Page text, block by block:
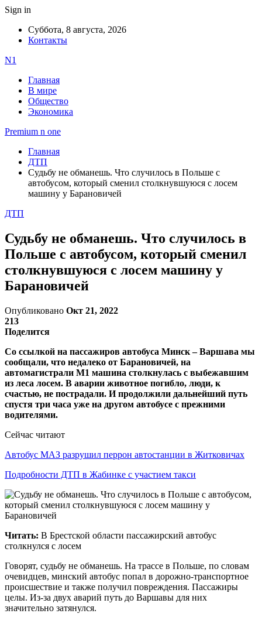
Sign in
Суббота, 8 августа, 2026
Контакты
N1
Главная
В мире
Общество
Экономика
Premium n one
Главная
ДТП
Судьбу не обманешь. Что случилось в Польше с
автобусом, который сменил столкнувшуюся с лосем
машину у Барановичей
ДТП
Судьбу не обманешь. Что случилось в
Польше с автобусом, который сменил
столкнувшуюся с лосем машину у
Барановичей
Опубликовано Окт 21, 2022
213
Поделится
Со ссылкой на пассажиров автобуса Минск – Варшава мы
сообщали, что недалеко от Барановичей, на
автомагистрали М1 машина столкнулась с выбежавшим
из леса лосем. В аварии животное погибло, люди, к
счастью, не пострадали. И продолжили дальнейший путь
спустя три часа уже на другом автобусе с прежними
водителями.
Сейчас читают
Автобус МАЗ разрушил перрон автостанции в Житковичах
Подробности ДТП в Жабинке с участием такси
Читать: В Брестской области пассажирский автобус
столкнулся с лосем
Говорят, судьбу не обманешь. На трассе в Польше, по словам
очевидцев, минский автобус попал в дорожно-транспортное
происшествие и также получил повреждения. Пассажиры
целы. Из-за двух аварий путь до Варшавы для них
значительно затянулся.